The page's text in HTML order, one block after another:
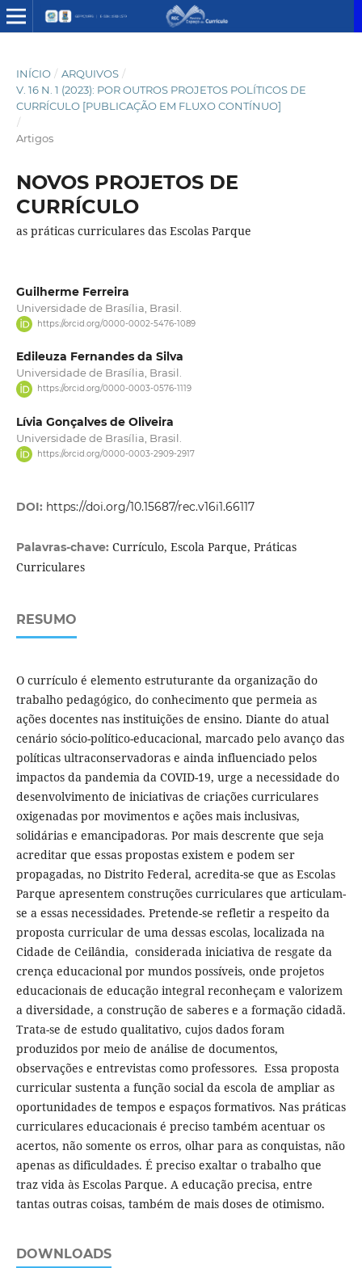
INÍCIO / ARQUIVOS /
V. 16 N. 1 (2023): POR OUTROS PROJETOS POLÍTICOS DE
CURRÍCULO [PUBLICAÇÃO EM FLUXO CONTÍNUO]
/
Artigos
NOVOS PROJETOS DE
CURRÍCULO
as práticas curriculares das Escolas Parque
Guilherme Ferreira
Universidade de Brasília, Brasil.
https://orcid.org/0000-0002-5476-1089
Edileuza Fernandes da Silva
Universidade de Brasília, Brasil.
https://orcid.org/0000-0003-0576-1119
Lívia Gonçalves de Oliveira
Universidade de Brasília, Brasil.
https://orcid.org/0000-0003-2909-2917
DOI: https://doi.org/10.15687/rec.v16i1.66117
Palavras-chave: Currículo, Escola Parque, Práticas
Curriculares
RESUMO
O currículo é elemento estruturante da organização do
trabalho pedagógico, do conheci­mento que permeia as
ações docentes nas instituições de ensino. Diante do atual
cenário sócio-político-educacional, marcado pelo avanço das
políticas ultraconservadoras e ainda influenciado pelos
impactos da pandemia da COVID-19, urge a necessidade do
desenvolvimento de iniciativas de criações curriculares
oxigenadas por movimentos e ações mais inclusivas,
solidárias e emancipadoras. Por mais descrente que seja
acreditar que essas propostas existem e podem ser
propagadas, no Distrito Federal, acredita-se que as Escolas
Parque apresentem construções curriculares que articulam-
se a essas necessidades. Pretende-se refletir a respeito da
proposta curricular de uma dessas escolas, localizada na
Cidade de Ceilândia, considerada iniciativa de resgate da
crença educacional por mundos possíveis, onde projetos
educacionais de educação integral reconheçam e valorizem
a diversidade, a construção de saberes e a formação cidadã.
Trata-se de estudo qualitativo, cujos dados foram
produzidos por meio de análise de documentos,
observações e entrevistas como professores. Essa proposta
curricular sustenta a função social da escola de ampliar as
oportunidades de tempos e espaços formativos. Nas práticas
curriculares educacionais é preciso também acentuar os
acertos, não somente os erros, olhar para as conquistas, não
apenas as dificuldades. É preciso exaltar o trabalho que
traz vida às Escolas Parque. A educação precisa, entre
tantas outras coisas, também de mais doses de otimismo.
DOWNLOADS